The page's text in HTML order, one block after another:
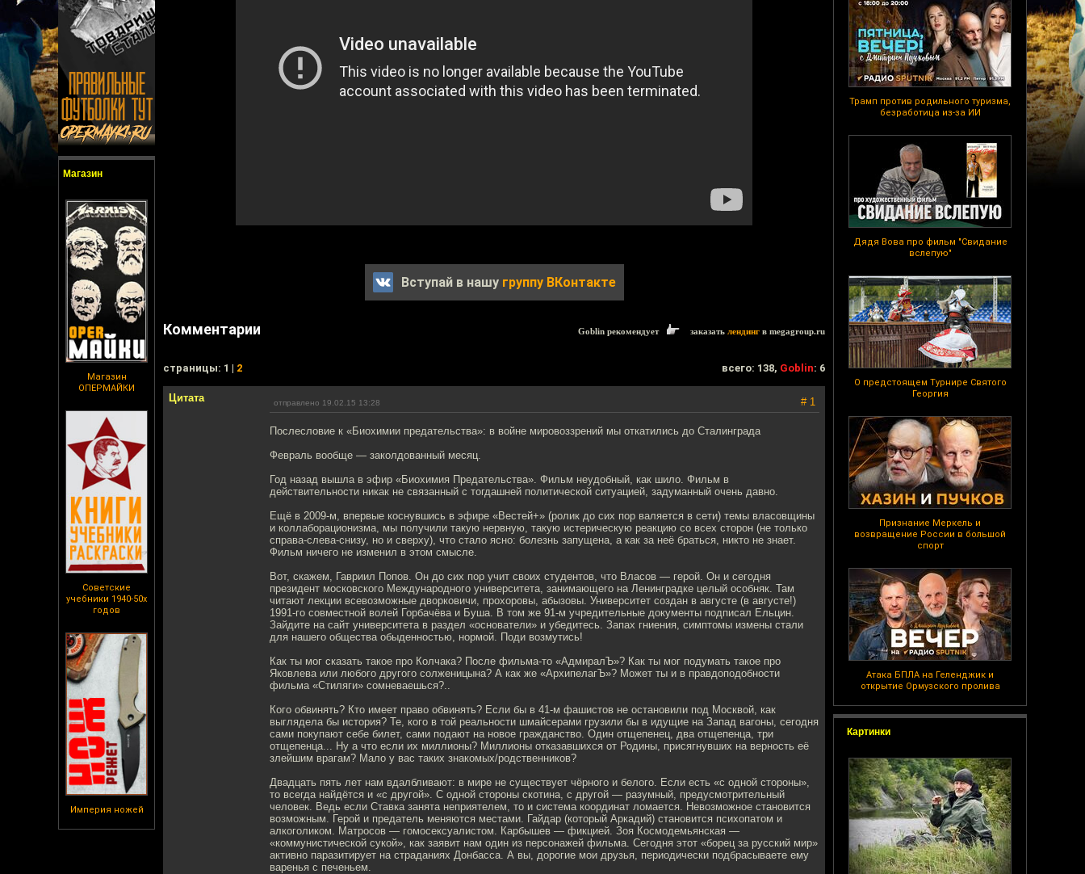
Магазин
Магазин
ОПЕРМАЙКИ
Советские
учебники 1940-50х
годов
Империя ножей
Трамп против родильного туризма,
безработица из-за ИИ
Дядя Вова про фильм "Свидание
вслепую"
О предстоящем Турнире Святого
Георгия
Признание Меркель и
возвращение России в большой
спорт
Атака БПЛА на Геленджик и
открытие Ормузского пролива
Картинки
Вступай в нашу группу ВКонтакте
Комментарии Goblin рекомендует заказать лендинг в megagroup.ru
cтраницы: 1 | 2 всего: 138, Goblin: 6
Цитата отправлено 19.02.15 13:28 # 1
Послесловие к «Биохимии предательства»: в войне мировоззрений мы откатились до Сталинграда
Февраль вообще — заколдованный месяц.
Год назад вышла в эфир «Биохимия Предательства». Фильм неудобный, как шило. Фильм в
действительности никак не связанный с тогдашней политической ситуацией, задуманный очень давно.
Ещё в 2009-м, впервые коснувшись в эфире «Вестей+» (ролик до сих пор валяется в сети) темы власовщины
и коллаборационизма, мы получили такую нервную, такую истерическую реакцию со всех сторон (не только
справа-слева-снизу, но и сверху), что стало ясно: болезнь запущена, а как за неё браться, никто не знает.
Фильм ничего не изменил в этом смысле.
Вот, скажем, Гавриил Попов. Он до сих пор учит своих студентов, что Власов — герой. Он и сегодня
президент московского Международного университета, занимающего на Ленинградке целый особняк. Там
читают лекции всевозможные дворковичи, прохоровы, абызовы. Университет создан в августе (в августе!)
1991-го совместной волей Горбачёва и Буша. В том же 91-м учредительные документы подписал Ельцин.
Зайдите на сайт университета в раздел «основатели» и убедитесь. Запах гниения, симптомы измены стали
для нашего общества обыденностью, нормой. Поди возмутись!
Как ты мог сказать такое про Колчака? После фильма-то «АдмиралЪ»? Как ты мог подумать такое про
Яковлева или любого другого солженицына? А как же «АрхипелагЪ»? Может ты и в правдоподобности
фильма «Стиляги» сомневаешься?..
Кого обвинять? Кто имеет право обвинять? Если бы в 41-м фашистов не остановили под Москвой, как
выглядела бы история? Те, кого в той реальности шмайсерами грузили бы в идущие на Запад вагоны, сегодня
сами покупают себе билет, сами подают на новое гражданство. Один отщепенец, два отщепенца, три
отщепенца... Ну а что если их миллионы? Миллионы отказавшихся от Родины, присягнувших на верность её
злейшим врагам? Мало у вас таких знакомых/родственников?
Двадцать пять лет нам вдалбливают: в мире не существует чёрного и белого. Если есть «с одной стороны»,
то всегда найдётся и «с другой». С одной стороны скотина, с другой — разумный, предусмотрительный
человек. Ведь если Ставка занята неприятелем, то и система координат ломается. Невозможное становится
возможным. Герой и предатель меняются местами. Гайдар (который Аркадий) становится психопатом и
алкоголиком. Матросов — гомосексуалистом. Карбышев — фикцией. Зоя Космодемьянская —
«коммунистической сукой», как заявит нам один из персонажей фильма. Сегодня этот «борец за русский мир»
активно паразитирует на страданиях Донбасса. А вы, дорогие мои друзья, периодически подбрасываете ему
варенья c печеньем.